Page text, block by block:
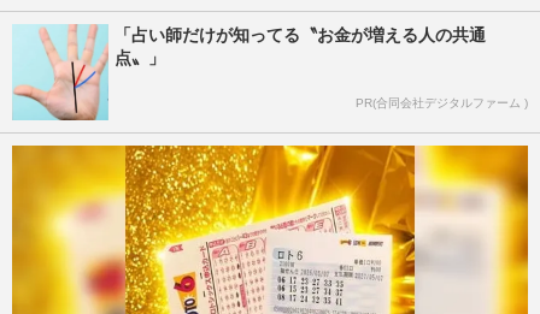
「占い師だけが知ってる〝お金が増える人の共通
点〟」
PR(合同会社デジタルファーム )